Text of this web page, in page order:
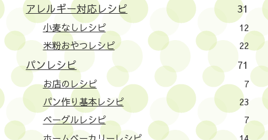
アレルギー対応レシピ 31
小麦なしレシピ
12
米粉おやつレシピ
22
パンレシピ 71
お店のレシピ
7
パン作り基本レシピ
23
ベーグルレシピ
7